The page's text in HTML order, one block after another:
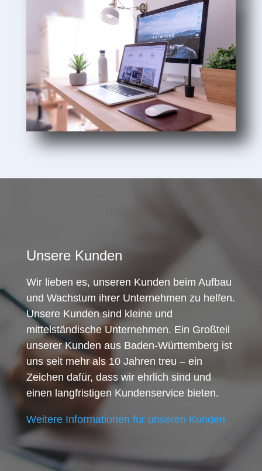
Unsere Kunden
Wir lieben es, unseren Kunden beim Aufbau
und Wachstum ihrer Unternehmen zu helfen.
Unsere Kunden sind kleine und
mittelständische Unternehmen. Ein Großteil
unserer Kunden aus Baden-Württemberg ist
uns seit mehr als 10 Jahren treu – ein
Zeichen dafür, dass wir ehrlich sind und
einen langfristigen Kundenservice bieten.
Weitere Informationen für unseren Kunden